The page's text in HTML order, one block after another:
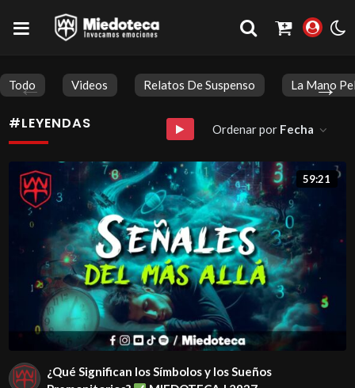
Todo Videos Relatos De Suspenso La Mano
#LEYENDAS Ordenar por Fecha
59:21
¿Qué Significan los Símbolos y los Sueños